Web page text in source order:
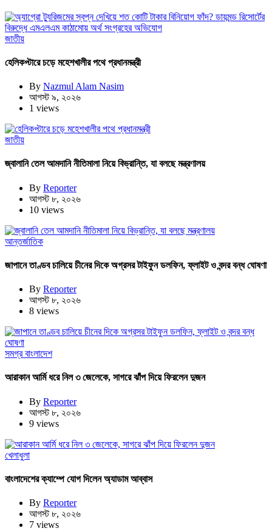
জাতীয়
হেলিকপ্টারে চড়ে মহেশখালীর পথে প্রধানমন্ত্রী
By Nazmul Alam Nasim
আগস্ট ৯, ২০২৬
1 views
জাতীয়
জ্বালানি তেল আমদানি নীতিমালা নিয়ে বিভ্রান্তি, যা বলছে মন্ত্রণালয়
By Reporter
আগস্ট ৮, ২০২৬
10 views
আন্তর্জাতিক
জাপানে তাণ্ডব চালিয়ে চীনের দিকে অগ্রসর টাইফুন ডলফিন, ফ্লাইট ও বন্দর বন্ধ ঘোষণা
By Reporter
আগস্ট ৮, ২০২৬
8 views
সমগ্র বাংলাদেশ
আরাকান আর্মি ধরে নিল ৩ জেলেকে, সাগরে ঝাঁপ দিয়ে ফিরলেন দুজন
By Reporter
আগস্ট ৮, ২০২৬
9 views
খেলাধুলা
বাংলাদেশের ক্যাম্পে যোগ দিলেন অ্যাডাম আব্বাস
By Reporter
আগস্ট ৮, ২০২৬
7 views